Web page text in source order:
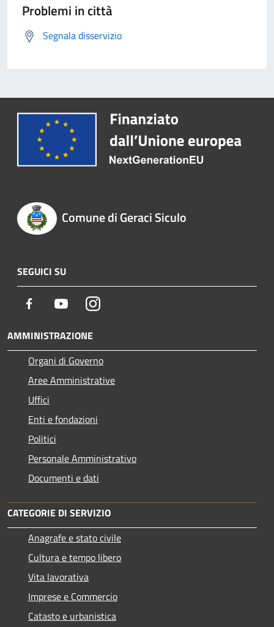
Problemi in città
Segnala disservizio
Comune di Geraci Siculo
SEGUICI SU
Facebook YoutubeInstagram
AMMINISTRAZIONE
Organi di Governo
Aree Amministrative
Uffici
Enti e fondazioni
Politici
Personale Amministrativo
Documenti e dati
CATEGORIE DI SERVIZIO
Anagrafe e stato civile
Cultura e tempo libero
Vita lavorativa
Imprese e Commercio
Catasto e urbanistica